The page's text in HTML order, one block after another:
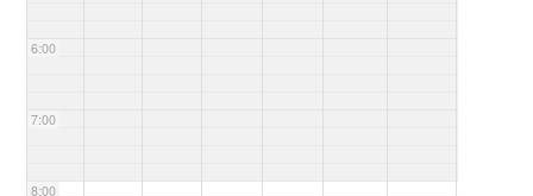
6:00
7:00
8:00